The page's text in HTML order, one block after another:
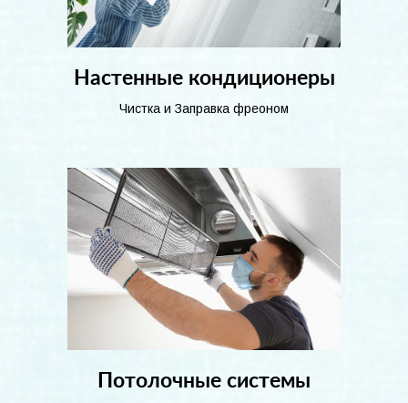
Настенные кондиционеры
Чистка и Заправка фреоном
Потолочные системы